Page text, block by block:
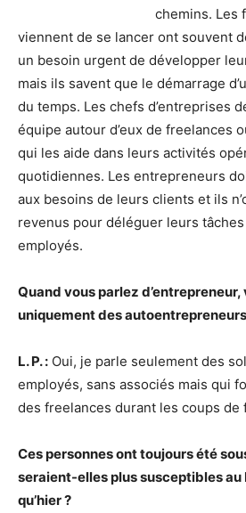
chemins. Les
viennent de se lancer ont souvent
un besoin urgent de développer
mais ils savent que le démarrage
du temps. Les chefs d’entreprises
équipe autour d’eux de freelances
qui les aide dans leurs activités
quotidiennes. Les entrepreneurs
aux besoins de leurs clients et ils
revenus pour déléguer leurs
employés.
Quand vous parlez
uniquement des
L. P. : Oui, je parle seulement des
employés, sans associés mais qui
des freelances durant les coups de
Ces personnes ont toujours été
seraient-elles plus susceptibles au
qu’hier ?